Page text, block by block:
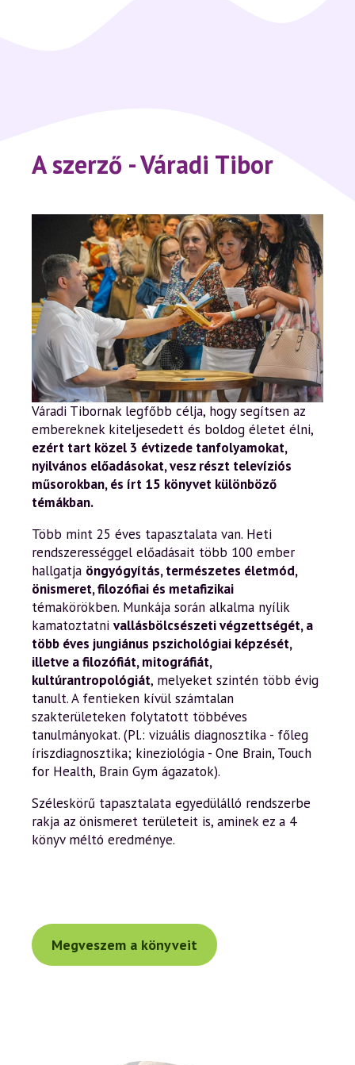
A szerző - Váradi Tibor
Váradi Tibornak legfőbb célja, hogy segítsen az
embereknek kiteljesedett és boldog életet élni,
ezért tart közel 3 évtizede tanfolyamokat,
nyilvános előadásokat, vesz részt televíziós
műsorokban, és írt 15 könyvet különböző
témákban.
Több mint 25 éves tapasztalata van. Heti
rendszerességgel előadásait több 100 ember
hallgatja öngyógyítás, természetes életmód,
önismeret, filozófiai és metafizikai
témakörökben. Munkája során alkalma nyílik
kamatoztatni vallásbölcsészeti végzettségét, a
több éves jungiánus pszichológiai képzését,
illetve a filozófiát, mitográfiát,
kultúrantropológiát, melyeket szintén több évig
tanult. A fentieken kívül számtalan
szakterületeken folytatott többéves
tanulmányokat. (Pl.: vizuális diagnosztika - főleg
íriszdiagnosztika; kineziológia - One Brain, Touch
for Health, Brain Gym ágazatok).
Széleskörű tapasztalata egyedülálló rendszerbe
rakja az önismeret területeit is, aminek ez a 4
könyv méltó eredménye.
Megveszem a könyveit